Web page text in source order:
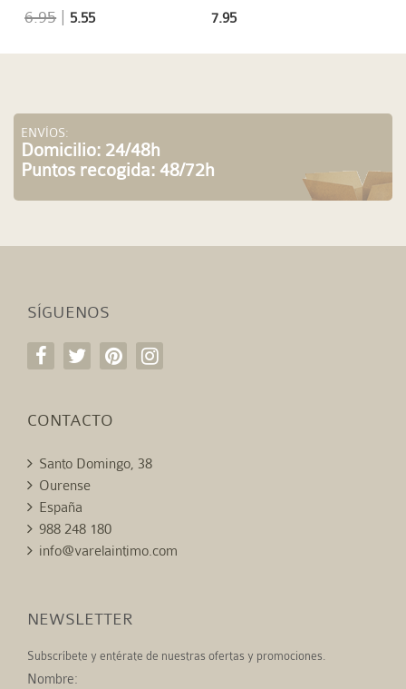
7.95
6.95 5.55
ENVÍOS:
Domicilio: 24/48h
Puntos recogida: 48/72h
SÍGUENOS
CONTACTO
Santo Domingo, 38
Ourense
España
988 248 180
info@varelaintimo.com
NEWSLETTER
Subscríbete y entérate de nuestras ofertas y promociones.
Nombre: